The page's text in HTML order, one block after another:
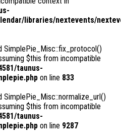
libraries/nextevents/
SimplePie_Misc::fix_protocol()
$this from incompatible
taunus-
on line 833
SimplePie_Misc::normalize_url()
$this from incompatible
taunus-
on line 9287